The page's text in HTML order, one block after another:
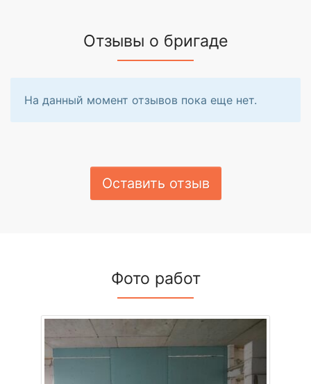
Отзывы о бригаде
На данный момент отзывов пока еще нет.
Оставить отзыв
Фото работ